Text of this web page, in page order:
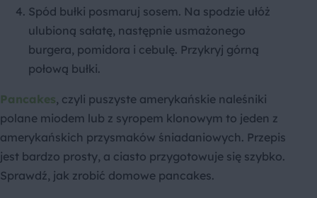
Spód bułki posmaruj sosem. Na spodzie ułóż
ulubioną sałatę, następnie usmażonego
burgera, pomidora i cebulę. Przykryj górną
połową bułki.
Pancakes, czyli puszyste amerykańskie naleśniki
polane miodem lub z syropem klonowym to jeden z
amerykańskich przysmaków śniadaniowych. Przepis
jest bardzo prosty, a ciasto przygotowuje się szybko.
Sprawdź, jak zrobić domowe pancakes.